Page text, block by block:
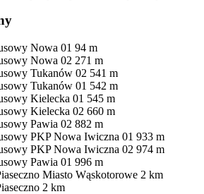
Nowa 01 94 m
Nowa 02 271 m
Tukanów 02 541 m
Tukanów 01 542 m
Kielecka 01 545 m
Kielecka 02 660 m
Pawia 02 882 m
PKP Nowa Iwiczna 01 933 m
PKP Nowa Iwiczna 02 974 m
Pawia 01 996 m
Miasto Wąskotorowe 2 km
2 km